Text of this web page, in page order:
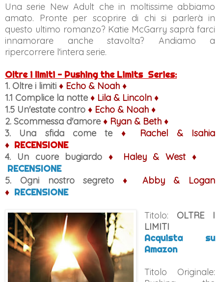
Una serie New Adult che in moltissime abbiamo
amato. Pronte per scoprire di chi si parlerà in
questo ultimo romanzo? Katie McGarry saprà farci
innamorare anche stavolta? Andiamo a
ripercorrere l'intera serie.
Oltre i limiti - Pushing the Limits Series:
1. Oltre i limiti ♦ Echo & Noah ♦
1.1 Complice la notte ♦ Lila & Lincoln ♦
1.5 Un'estate contro ♦ Echo & Noah ♦
2. Scommessa d'amore ♦ Ryan & Beth ♦
3. Una sfida come te ♦ Rachel & Isahia
♦ RECENSIONE
4. Un cuore bugiardo ♦ Haley & West ♦
RECENSIONE
5. Ogni nostro segreto
♦ Abby & Logan
♦ RECENSIONE
Titolo: OLTRE I
LIMITI
Acquista su
Amazon
Titolo Originale: